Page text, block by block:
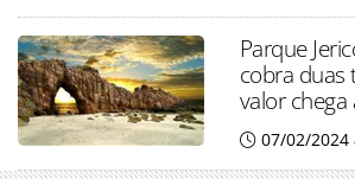
Parque
cobra duas
valor chega
07/02/2024